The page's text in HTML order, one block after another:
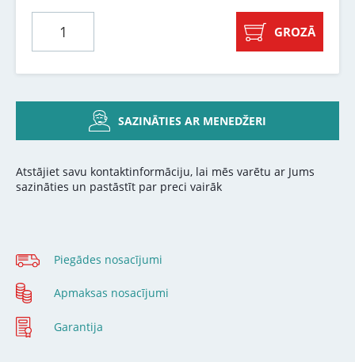
GROZĀ
SAZINĀTIES AR MENEDŽERI
Atstājiet savu kontaktinformāciju, lai mēs varētu ar Jums
sazināties un pastāstīt par preci vairāk
Piegādes nosacījumi
Apmaksas nosacījumi
Garantija